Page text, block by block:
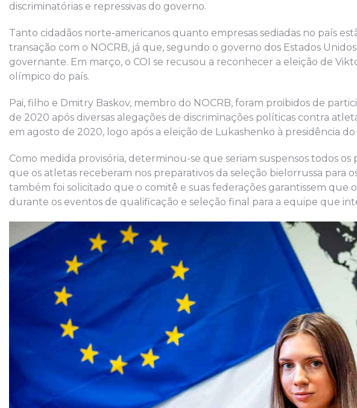
discriminatórias e repressivas do governo.
Tanto cidadãos norte-americanos quanto empresas sediadas no país
transação com o NOCRB, já que, segundo o governo dos Estados
governante. Em março, o COI se recusou a reconhecer a eleição de
olímpico do país.
Pai, filho e Dmitry Baskov, membro do NOCRB, foram proibidos de
de 2020 após diversas alegações de discriminações políticas contra
em agosto de 2020, logo após a eleição de Lukashenko à presidência do
Como medida provisória, determinou-se que seriam suspensos todos os
que os atletas receberam nos preparativos da seleção bielorrussa para
também foi solicitado que o comitê e suas federações garantissem que
durante os eventos de qualificação e seleção final para a equipe que